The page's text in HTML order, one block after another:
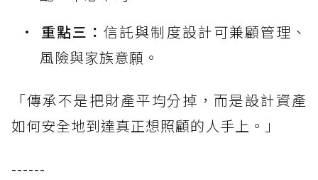
重點三：信託與制度設計可兼顧管理、
風險與家族意願。
「傳承不是把財產平均分掉，而是設計資產
如何安全地到達真正想照顧的人手上。」
------